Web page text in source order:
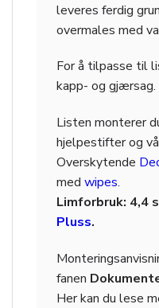
leveres ferdig
overmales med
For å tilpasse til
kapp- og gjærsag.
Listen monterer
hjelpestifter og
Overskytende
med wipes.
Limforbruk: 4,4
Pluss.
fanen
Her kan du lese